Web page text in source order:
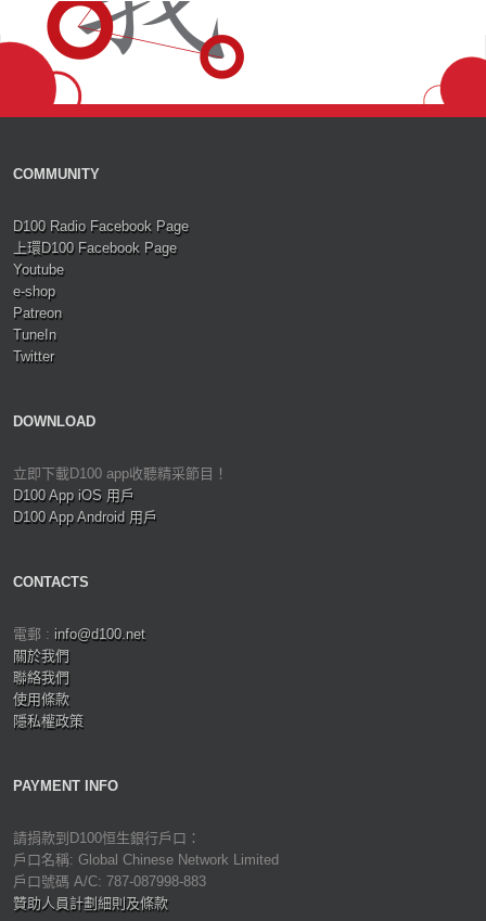
COMMUNITY
D100 Radio Facebook Page
上環D100 Facebook Page
Youtube
e-shop
Patreon
TuneIn
Twitter
DOWNLOAD
立即下載D100 app收聽精采節目！
D100 App iOS 用戶
D100 App Android 用戶
CONTACTS
電郵 : info@d100.net
關於我們
聯絡我們
使用條款
隱私權政策
PAYMENT INFO
請捐款到D100恒生銀行戶口：
戶口名稱: Global Chinese Network Limited
戶口號碼 A/C: 787-087998-883
贊助人員計劃細則及條款